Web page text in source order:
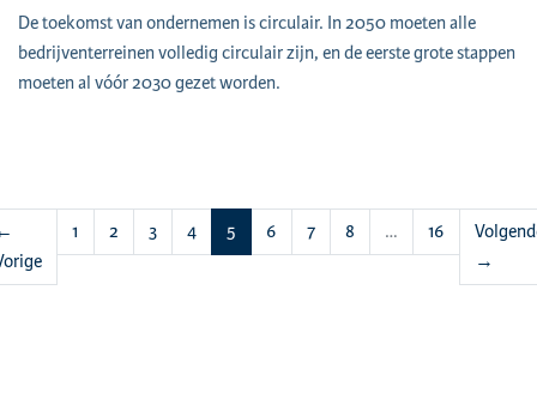
De toekomst van ondernemen is circulair. In 2050 moeten alle
bedrijventerreinen volledig circulair zijn, en de eerste grote stappen
moeten al vóór 2030 gezet worden.
1 2 3 4 5(huidige)
6 7 8 … 16
→